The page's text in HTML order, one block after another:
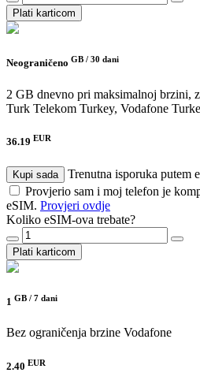
Plati karticom
Neograničeno GB / 30 dani
2 GB dnevno pri maksimalnoj brzini,
Turk Telekom Turkey, Vodafone
36.19 EUR
Kupi sada
Trenutna isporuka putem
Provjerio sam i moj telefon je
eSIM. Provjeri ovdje
Koliko eSIM-ova trebate?
Plati karticom
1 GB / 7 dani
Bez ograničenja brzine Vodafone
2.40 EUR